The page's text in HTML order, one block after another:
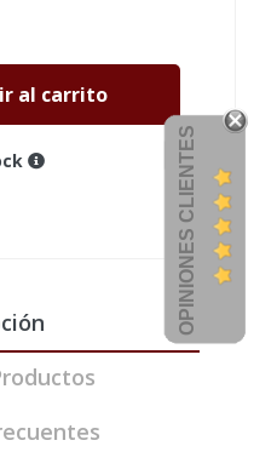
al carrito
OPINIONES CLIENTES